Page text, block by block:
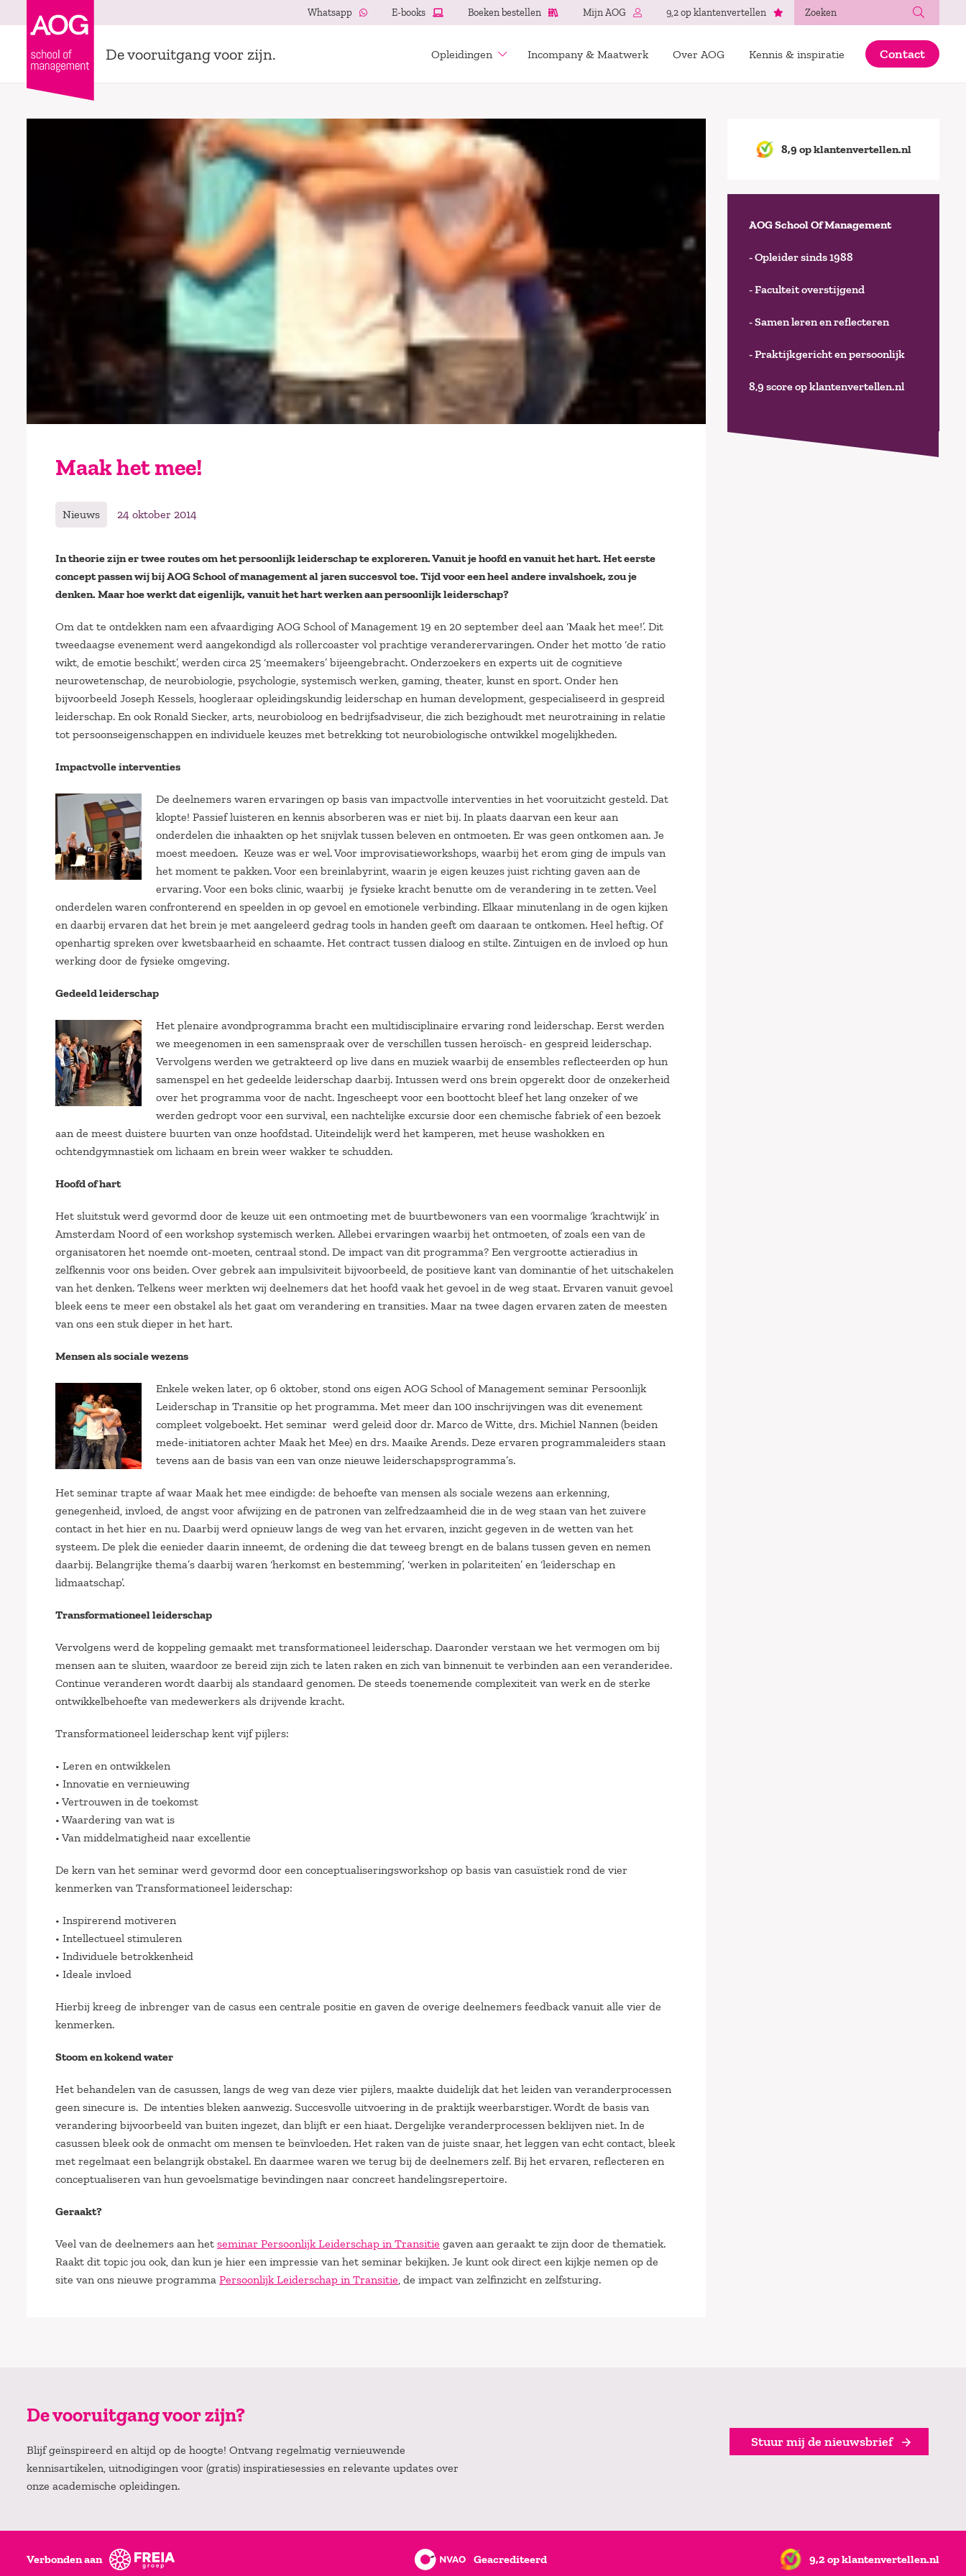
Whatsapp E-books Boeken bestellen Mijn AOG 9,2 op klantenvertellen
De vooruitgang voor zijn. Opleidingen Incompany & Maatwerk Over AOG Kennis & inspiratie Contact
Maak het mee!
Nieuws 24 oktober 2014
In theorie zijn er twee routes om het persoonlijk leiderschap te exploreren. Vanuit je hoofd en vanuit het hart. Het eerste
concept passen wij bij AOG School of management al jaren succesvol toe. Tijd voor een heel andere invalshoek, zou je
denken. Maar hoe werkt dat eigenlijk, vanuit het hart werken aan persoonlijk leiderschap?
Om dat te ontdekken nam een afvaardiging AOG School of Management 19 en 20 september deel aan ‘Maak het mee!’. Dit
tweedaagse evenement werd aangekondigd als rollercoaster vol prachtige veranderervaringen. Onder het motto ‘de ratio
wikt, de emotie beschikt’, werden circa 25 ‘meemakers’ bijeengebracht. Onderzoekers en experts uit de cognitieve
neurowetenschap, de neurobiologie, psychologie, systemisch werken, gaming, theater, kunst en sport. Onder hen
bijvoorbeeld Joseph Kessels, hoogleraar opleidingskundig leiderschap en human development, gespecialiseerd in gespreid
leiderschap. En ook Ronald Siecker, arts, neurobioloog en bedrijfsadviseur, die zich bezighoudt met neurotraining in relatie
tot persoonseigenschappen en individuele keuzes met betrekking tot neurobiologische ontwikkel mogelijkheden.
Impactvolle interventies
De deelnemers waren ervaringen op basis van impactvolle interventies in het vooruitzicht gesteld. Dat
klopte! Passief luisteren en kennis absorberen was er niet bij. In plaats daarvan een keur aan
onderdelen die inhaakten op het snijvlak tussen beleven en ontmoeten. Er was geen ontkomen aan. Je
moest meedoen. Keuze was er wel. Voor improvisatieworkshops, waarbij het erom ging de impuls van
het moment te pakken. Voor een breinlabyrint, waarin je eigen keuzes juist richting gaven aan de
ervaring. Voor een boks clinic, waarbij je fysieke kracht benutte om de verandering in te zetten. Veel
onderdelen waren confronterend en speelden in op gevoel en emotionele verbinding. Elkaar minutenlang in de ogen kijken
en daarbij ervaren dat het brein je met aangeleerd gedrag tools in handen geeft om daaraan te ontkomen. Heel heftig. Of
openhartig spreken over kwetsbaarheid en schaamte. Het contract tussen dialoog en stilte. Zintuigen en de invloed op hun
werking door de fysieke omgeving.
Gedeeld leiderschap
Het plenaire avondprogramma bracht een multidisciplinaire ervaring rond leiderschap. Eerst werden
we meegenomen in een samenspraak over de verschillen tussen heroïsch- en gespreid leiderschap.
Vervolgens werden we getrakteerd op live dans en muziek waarbij de ensembles reflecteerden op hun
samenspel en het gedeelde leiderschap daarbij. Intussen werd ons brein opgerekt door de onzekerheid
over het programma voor de nacht. Ingescheept voor een boottocht bleef het lang onzeker of we
werden gedropt voor een survival, een nachtelijke excursie door een chemische fabriek of een bezoek
aan de meest duistere buurten van onze hoofdstad. Uiteindelijk werd het kamperen, met heuse washokken en
ochtendgymnastiek om lichaam en brein weer wakker te schudden.
Hoofd of hart
Het sluitstuk werd gevormd door de keuze uit een ontmoeting met de buurtbewoners van een voormalige ‘krachtwijk’ in
Amsterdam Noord of een workshop systemisch werken. Allebei ervaringen waarbij het ontmoeten, of zoals een van de
organisatoren het noemde ont-moeten, centraal stond. De impact van dit programma? Een vergrootte actieradius in
zelfkennis voor ons beiden. Over gebrek aan impulsiviteit bijvoorbeeld, de positieve kant van dominantie of het uitschakelen
van het denken. Telkens weer merkten wij deelnemers dat het hoofd vaak het gevoel in de weg staat. Ervaren vanuit gevoel
bleek eens te meer een obstakel als het gaat om verandering en transities. Maar na twee dagen ervaren zaten de meesten
van ons een stuk dieper in het hart.
Mensen als sociale wezens
Enkele weken later, op 6 oktober, stond ons eigen AOG School of Management seminar Persoonlijk
Leiderschap in Transitie op het programma. Met meer dan 100 inschrijvingen was dit evenement
compleet volgeboekt. Het seminar werd geleid door dr. Marco de Witte, drs. Michiel Nannen (beiden
mede-initiatoren achter Maak het Mee) en drs. Maaike Arends. Deze ervaren programmaleiders staan
tevens aan de basis van een van onze nieuwe leiderschapsprogramma’s.
Het seminar trapte af waar Maak het mee eindigde: de behoefte van mensen als sociale wezens aan erkenning,
genegenheid, invloed, de angst voor afwijzing en de patronen van zelfredzaamheid die in de weg staan van het zuivere
contact in het hier en nu. Daarbij werd opnieuw langs de weg van het ervaren, inzicht gegeven in de wetten van het
systeem. De plek die eenieder daarin inneemt, de ordening die dat teweeg brengt en de balans tussen geven en nemen
daarbij. Belangrijke thema’s daarbij waren ‘herkomst en bestemming’, ‘werken in polariteiten’ en ‘leiderschap en
lidmaatschap’.
Transformationeel leiderschap
Vervolgens werd de koppeling gemaakt met transformationeel leiderschap. Daaronder verstaan we het vermogen om bij
mensen aan te sluiten, waardoor ze bereid zijn zich te laten raken en zich van binnenuit te verbinden aan een veranderidee.
Continue veranderen wordt daarbij als standaard genomen. De steeds toenemende complexiteit van werk en de sterke
ontwikkelbehoefte van medewerkers als drijvende kracht.
Transformationeel leiderschap kent vijf pijlers:
• Leren en ontwikkelen
• Innovatie en vernieuwing
• Vertrouwen in de toekomst
• Waardering van wat is
• Van middelmatigheid naar excellentie
De kern van het seminar werd gevormd door een conceptualiseringsworkshop op basis van casuïstiek rond de vier
kenmerken van Transformationeel leiderschap:
• Inspirerend motiveren
• Intellectueel stimuleren
• Individuele betrokkenheid
• Ideale invloed
Hierbij kreeg de inbrenger van de casus een centrale positie en gaven de overige deelnemers feedback vanuit alle vier de
kenmerken.
Stoom en kokend water
Het behandelen van de casussen, langs de weg van deze vier pijlers, maakte duidelijk dat het leiden van veranderprocessen
geen sinecure is. De intenties bleken aanwezig. Succesvolle uitvoering in de praktijk weerbarstiger. Wordt de basis van
verandering bijvoorbeeld van buiten ingezet, dan blijft er een hiaat. Dergelijke veranderprocessen beklijven niet. In de
casussen bleek ook de onmacht om mensen te beïnvloeden. Het raken van de juiste snaar, het leggen van echt contact, bleek
met regelmaat een belangrijk obstakel. En daarmee waren we terug bij de deelnemers zelf. Bij het ervaren, reflecteren en
conceptualiseren van hun gevoelsmatige bevindingen naar concreet handelingsrepertoire.
Geraakt?
Veel van de deelnemers aan het seminar Persoonlijk Leiderschap in Transitie gaven aan geraakt te zijn door de thematiek.
Raakt dit topic jou ook, dan kun je hier een impressie van het seminar bekijken. Je kunt ook direct een kijkje nemen op de
site van ons nieuwe programma Persoonlijk Leiderschap in Transitie, de impact van zelfinzicht en zelfsturing.
8,9 op klantenvertellen.nl
AOG School Of Management
- Opleider sinds 1988
- Faculteit overstijgend
- Samen leren en reflecteren
- Praktijkgericht en persoonlijk
8,9 score op klantenvertellen.nl
De vooruitgang voor zijn?
Blijf geïnspireerd en altijd op de hoogte! Ontvang regelmatig vernieuwende
kennisartikelen, uitnodigingen voor (gratis) inspiratiesessies en relevante updates over
onze academische opleidingen.
Stuur mij de nieuwsbrief
Verbonden aan Geacrediteerd 9,2 op klantenvertellen.nl